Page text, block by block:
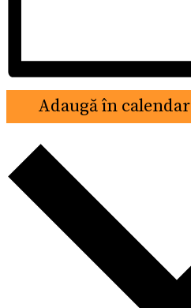
Adaugă în calendar